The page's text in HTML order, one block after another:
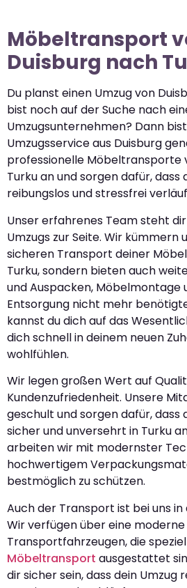
Möbeltransport
Duisburg nach
Du planst einen Umzug von
bist noch auf der Suche nach
Umzugsunternehmen? Dann
Umzugsservice aus Duisburg
professionelle Möbeltransporte
Turku an und sorgen dafür, dass
reibungslos und stressfrei
Unser erfahrenes Team steht
Umzugs zur Seite. Wir kümmern
sicheren Transport deiner
Turku, sondern bieten auch
und Auspacken, Möbelmontage
Entsorgung nicht mehr
kannst du dich auf das
dich schnell in deinem neuen
wohlfühlen.
Wir legen großen Wert auf
Kundenzufriedenheit. Unsere
geschult und sorgen dafür, dass
sicher und unversehrt in Turku
arbeiten wir mit modernster
hochwertigem
bestmöglich zu schützen.
Auch der Transport ist bei uns
Wir verfügen über eine
Transportfahrzeugen, die
Möbeltransport ausgestattet
dir sicher sein, dass dein Umzug